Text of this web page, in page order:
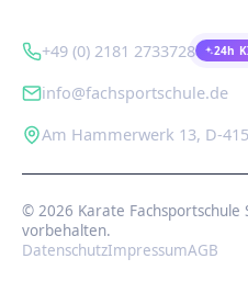
+49 (0) 2181 2733728 24h
info@fachsportschule.de
Am Hammerwerk 13, D-
© 2026 Karate Fachsportschule
vorbehalten.
DatenschutzImpressumAGB